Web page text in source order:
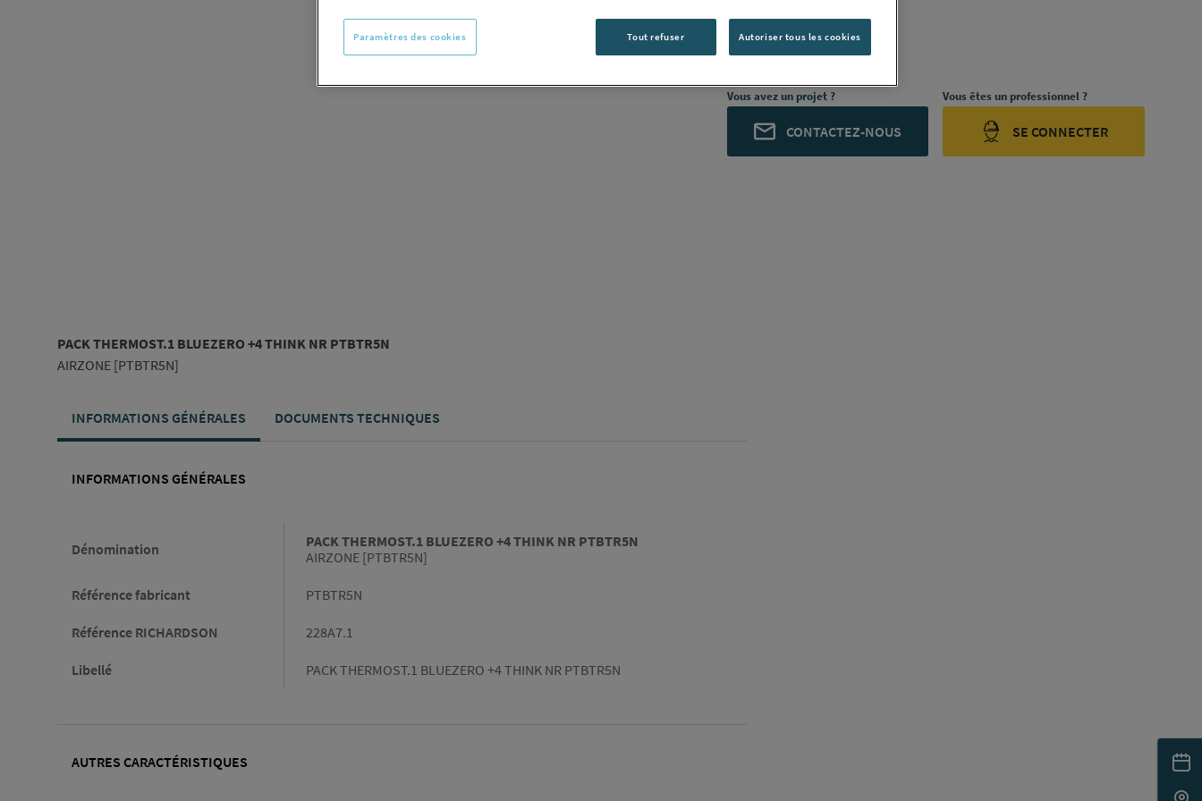
AIRZONE [PTBTR5N]
Voir la description complète
Vous avez un projet ?
CONTACTEZ-NOUS
Vous êtes un professionnel ?
SE CONNECTER
PACK THERMOST.1 BLUEZERO +4 THINK NR PTBTR5N
AIRZONE [PTBTR5N]
INFORMATIONS GÉNÉRALES DOCUMENTS TECHNIQUES
INFORMATIONS GÉNÉRALES
Dénomination
PACK THERMOST.1 BLUEZERO +4 THINK NR PTBTR5N
AIRZONE [PTBTR5N]
Référence fabricant PTBTR5N
Référence RICHARDSON 228A7.1
Libellé PACK THERMOST.1 BLUEZERO +4 THINK NR PTBTR5N
AUTRES CARACTÉRISTIQUES
Tout refuser Autoriser tous les cookies
Paramètres des cookies